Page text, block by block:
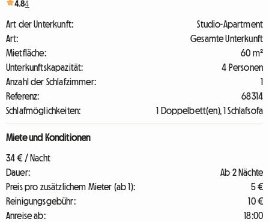
4.84
Art der Unterkunft:
Studio-Apartment
Art:
Gesamte Unterkunft
Mietfläche:
60 m²
Unterkunftskapazität:
4 Personen
Anzahl der Schlafzimmer:
1
Referenz:
68314
Schlafmöglichkeiten:
1 Doppelbett(en), 1 Schlafsofa
Miete und Konditionen
34 € / Nacht
Dauer:
Ab 2 Nächte
Preis pro zusätzlichem Mieter (ab 1):
5 €
Reinigungsgebühr:
10 €
Anreise ab:
18:00